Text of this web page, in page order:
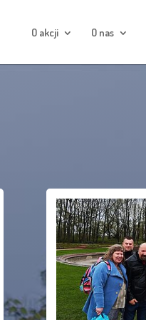
O akcji O nas